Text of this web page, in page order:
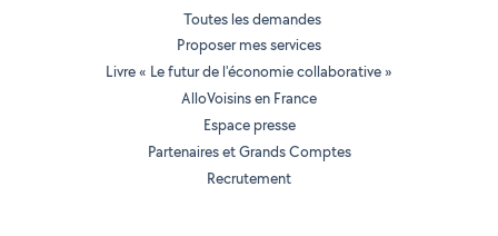
Toutes les demandes
Proposer mes services
Livre « Le futur de l'économie collaborative »
AlloVoisins en France
Espace presse
Partenaires et Grands Comptes
Recrutement